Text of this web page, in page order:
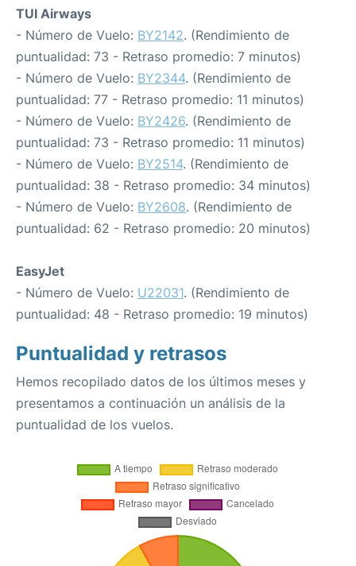
TUI Airways
- Número de Vuelo: BY2142. (Rendimiento de
puntualidad: 73 - Retraso promedio: 7 minutos)
- Número de Vuelo: BY2344. (Rendimiento de
puntualidad: 77 - Retraso promedio: 11 minutos)
- Número de Vuelo: BY2426. (Rendimiento de
puntualidad: 73 - Retraso promedio: 11 minutos)
- Número de Vuelo: BY2514. (Rendimiento de
puntualidad: 38 - Retraso promedio: 34 minutos)
- Número de Vuelo: BY2608. (Rendimiento de
puntualidad: 62 - Retraso promedio: 20 minutos)
EasyJet
- Número de Vuelo: U22031. (Rendimiento de
puntualidad: 48 - Retraso promedio: 19 minutos)
Puntualidad y retrasos
Hemos recopilado datos de los últimos meses y
presentamos a continuación un análisis de la
puntualidad de los vuelos.